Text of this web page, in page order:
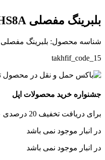
بلبرینگ مفصلی LHS8A
شناسه محصول: بلبرینگ مفصلی LHS8A
takhfif_code_15
جشنواره خرید محصولات اپل
برای دریافت تخفیف 20 درصدی عجله کنید!
در انبار موجود نمی باشد
در انبار موجود نمی باشد